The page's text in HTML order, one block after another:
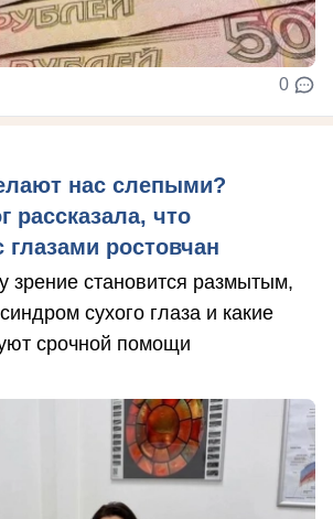
0
нас слепыми?
что
глазами ростовчан
зрение становится размытым,
сухого глаза и какие
срочной помощи